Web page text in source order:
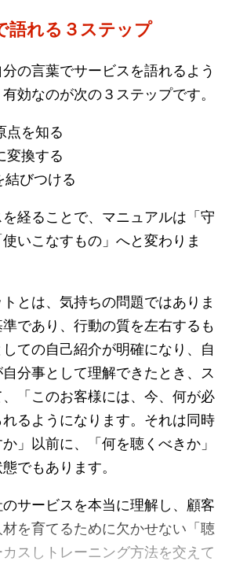
語れる３ステップ
の言葉でサービスを語れるよう
効なのが次の３ステップです。
を知る
換する
びつける
経ることで、マニュアルは「守
いこなすもの」へと変わりま
とは、気持ちの問題ではありま
であり、行動の質を左右するも
ての自己紹介が明確になり、自
分事として理解できたとき、ス
「このお客様には、今、何が必
るようになります。それは同時
」以前に、「何を聴くべきか」
でもあります。
サービスを本当に理解し、顧客
を育てるために欠かせない「聴
スしトレーニング方法を交えて